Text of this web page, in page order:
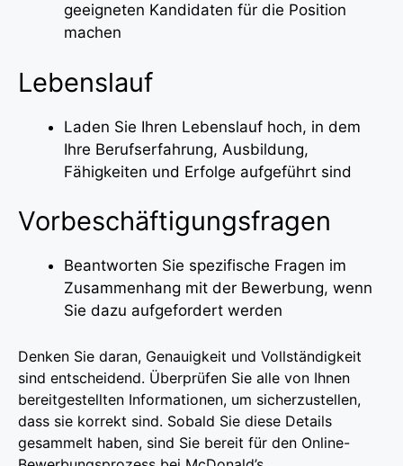
geeigneten Kandidaten für die Position
machen
Lebenslauf
Laden Sie Ihren Lebenslauf hoch, in dem
Ihre Berufserfahrung, Ausbildung,
Fähigkeiten und Erfolge aufgeführt sind
Vorbeschäftigungsfragen
Beantworten Sie spezifische Fragen im
Zusammenhang mit der Bewerbung, wenn
Sie dazu aufgefordert werden
Denken Sie daran, Genauigkeit und Vollständigkeit
sind entscheidend. Überprüfen Sie alle von Ihnen
bereitgestellten Informationen, um sicherzustellen,
dass sie korrekt sind. Sobald Sie diese Details
gesammelt haben, sind Sie bereit für den Online-